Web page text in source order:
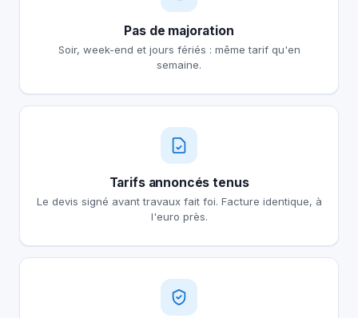
Pas de majoration
Soir, week-end et jours fériés : même tarif qu'en
semaine.
Tarifs annoncés tenus
Le devis signé avant travaux fait foi. Facture identique, à
l'euro près.